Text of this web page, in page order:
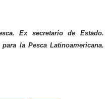
Ex secretario de Estado.
la Pesca Latinoamericana.